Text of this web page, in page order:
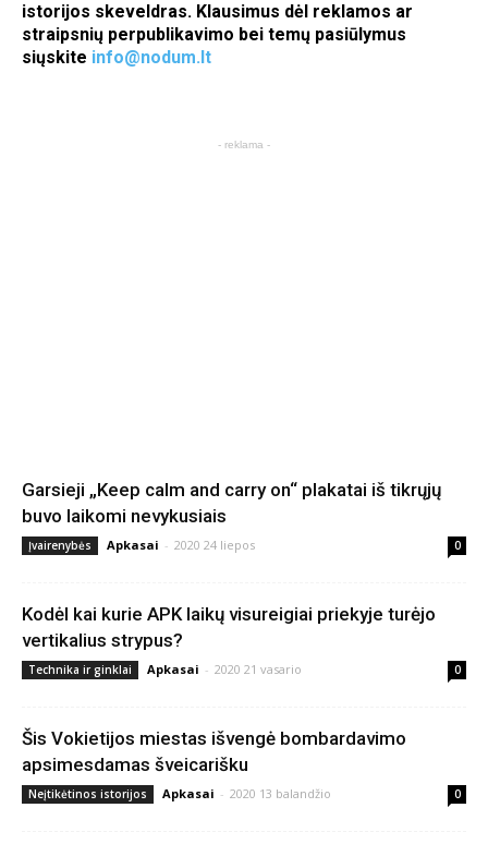
istorijos skeveldras. Klausimus dėl reklamos ar
straipsnių perpublikavimo bei temų pasiūlymus
siųskite info@nodum.lt
- reklama -
Garsieji „Keep calm and carry on“ plakatai iš tikrųjų
buvo laikomi nevykusiais
Įvairenybės Apkasai - 2020 24 liepos 0
Kodėl kai kurie APK laikų visureigiai priekyje turėjo
vertikalius strypus?
Technika ir ginklai Apkasai - 2020 21 vasario 0
Šis Vokietijos miestas išvengė bombardavimo
apsimesdamas šveicarišku
Neįtikėtinos istorijos Apkasai - 2020 13 balandžio 0